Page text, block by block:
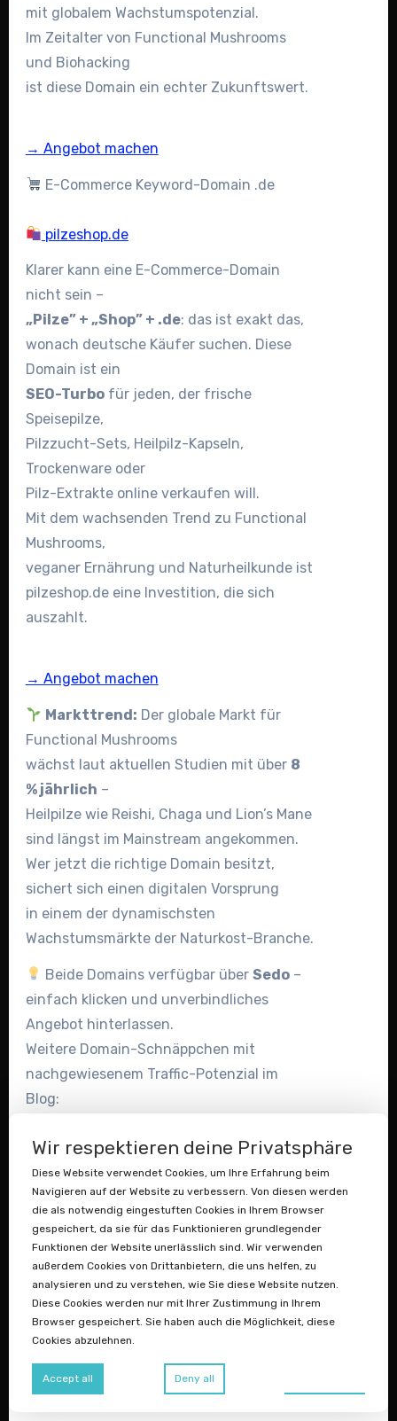
mit globalem Wachstumspotenzial.
Im Zeitalter von Functional Mushrooms
und Biohacking
ist diese Domain ein echter Zukunftswert.
→ Angebot machen
E-Commerce Keyword-Domain .de
pilzeshop.de
Klarer kann eine E-Commerce-Domain
nicht sein –
„Pilze” + „Shop” + .de: das ist exakt das,
wonach deutsche Käufer suchen. Diese
Domain ist ein
SEO-Turbofür jeden, der frische
Speisepilze,
Pilzzucht-Sets, Heilpilz-Kapseln,
Trockenware oder
Pilz-Extrakte online verkaufen will.
Mit dem wachsenden Trend zu Functional
Mushrooms,
veganer Ernährung und Naturheilkunde ist
pilzeshop.de eine Investition, die sich
auszahlt.
→ Angebot machen
Markttrend: Der globale Markt für
Functional Mushrooms
wächst laut aktuellen Studien mit über 8
% jährlich –
Heilpilze wie Reishi, Chaga und Lion’s Mane
sind längst im Mainstream angekommen.
Wer jetzt die richtige Domain besitzt,
sichert sich einen digitalen Vorsprung
in einem der dynamischsten
Wachstumsmärkte der Naturkost-Branche.
Beide Domains verfügbar über Sedo –
einfach klicken und unverbindliches
Angebot hinterlassen.
Weitere Domain-Schnäppchen mit
nachgewiesenem Traffic-Potenzial im
Blog:
Zum Blogartikel
#Pilze #Superfood #FunctionalMushrooms
#Heilpilze #Domains #Sedo
#PilzeShop #GutePilze #Naturkost
#Biohacking #Datenstaubsauger
Bio + EU-Markt – Sofortkauf
201 Besucher/Monat – wenig EURo
Wir respektieren deine Privatsphäre
Diese Website verwendet Cookies, um Ihre Erfahrung beim
Navigieren auf der Website zu verbessern. Von diesen werden
die als notwendig eingestuften Cookies in Ihrem Browser
gespeichert, da sie für das Funktionieren grundlegender
Funktionen der Website unerlässlich sind. Wir verwenden
außerdem Cookies von Drittanbietern, die uns helfen, zu
analysieren und zu verstehen, wie Sie diese Website nutzen.
Diese Cookies werden nur mit Ihrer Zustimmung in Ihrem
Browser gespeichert. Sie haben auch die Möglichkeit, diese
Cookies abzulehnen.
Accept all Deny all